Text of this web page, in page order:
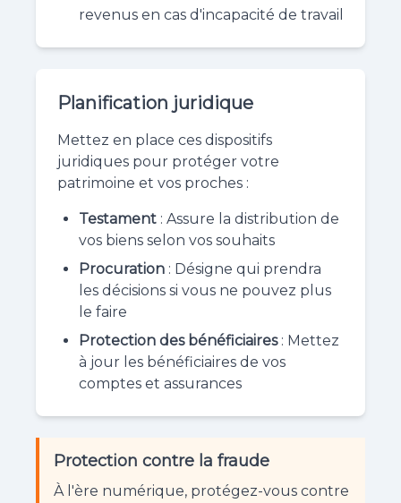
revenus en cas d'incapacité de travail
Planification juridique
Mettez en place ces dispositifs
juridiques pour protéger votre
patrimoine et vos proches :
Testament : Assure la distribution de
vos biens selon vos souhaits
Procuration : Désigne qui prendra
les décisions si vous ne pouvez plus
le faire
Protection des bénéficiaires: Mettez
à jour les bénéficiaires de vos
comptes et assurances
Protection contre la fraude
À l'ère numérique, protégez-vous contre